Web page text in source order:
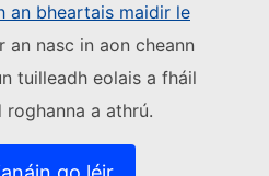
an bheartais maidir le
an nasc in aon cheann
tuilleadh eolais a fháil
a athrú.
link)
(External link)
gréasáin(External link)